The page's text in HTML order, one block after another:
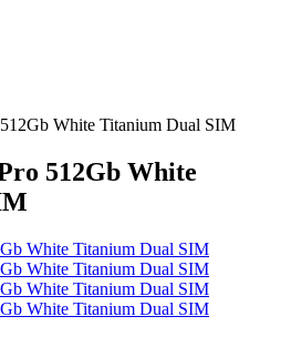
White Titanium Dual SIM
512Gb White